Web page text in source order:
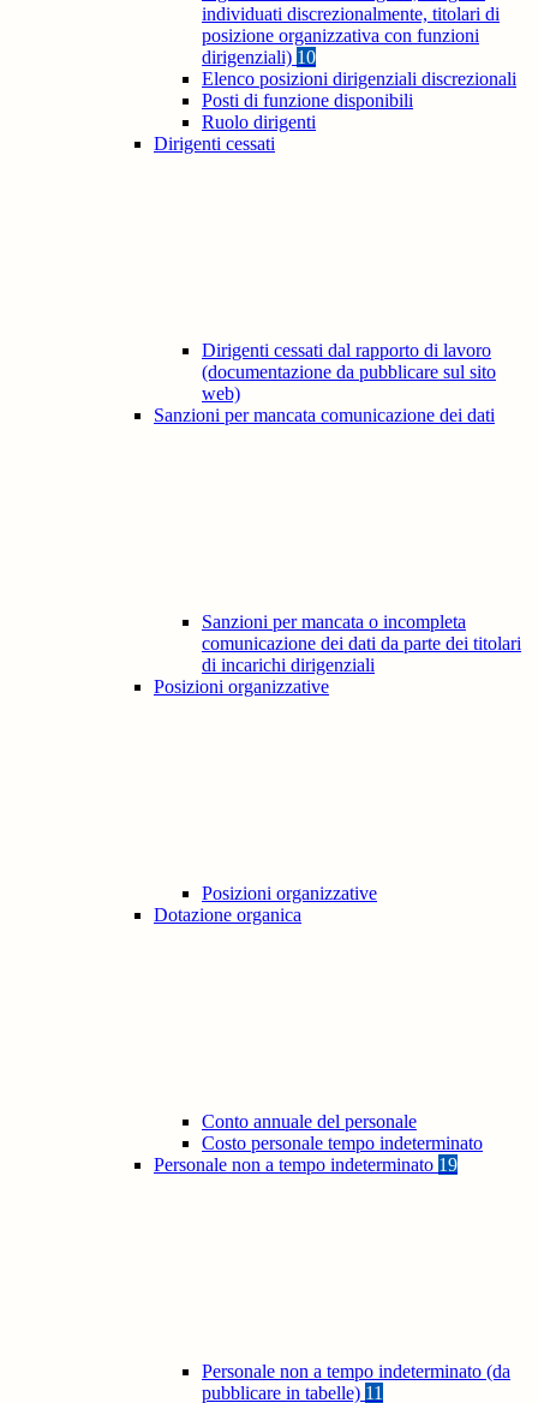
individuati discrezionalmente, titolari di
posizione organizzativa con funzioni
dirigenziali) 10
Elenco posizioni dirigenziali discrezionali
Posti di funzione disponibili
Ruolo dirigenti
Dirigenti cessati
Dirigenti cessati dal rapporto di lavoro
(documentazione da pubblicare sul sito
web)
Sanzioni per mancata comunicazione dei dati
Sanzioni per mancata o incompleta
comunicazione dei dati da parte dei titolari
di incarichi dirigenziali
Posizioni organizzative
Posizioni organizzative
Dotazione organica
Conto annuale del personale
Costo personale tempo indeterminato
Personale non a tempo indeterminato 19
Personale non a tempo indeterminato (da
pubblicare in tabelle) 11